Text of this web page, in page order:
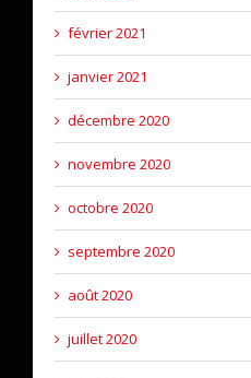
février 2021
janvier 2021
décembre 2020
novembre 2020
octobre 2020
septembre 2020
août 2020
juillet 2020